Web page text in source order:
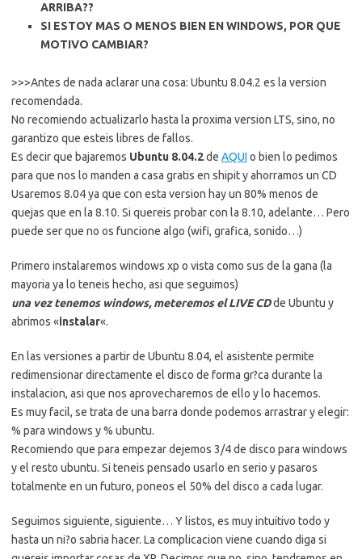
ARRIBA??
SI ESTOY MAS O MENOS BIEN EN WINDOWS, POR QUE
MOTIVO CAMBIAR?
>>>Antes de nada aclarar una cosa: Ubuntu 8.04.2 es la version
recomendada.
No recomiendo actualizarlo hasta la proxima version LTS, sino, no
garantizo que esteis libres de fallos.
Es decir que bajaremos Ubuntu 8.04.2de AQUI o bien lo pedimos
para que nos lo manden a casa gratis en shipit y ahorramos un CD
Usaremos 8.04 ya que con esta version hay un 80% menos de
quejas que en la 8.10. Si quereis probar con la 8.10, adelante… Pero
puede ser que no os funcione algo (wifi, grafica, sonido…)
Primero instalaremos windows xp o vista como sus de la gana (la
mayoria ya lo teneis hecho, asi que seguimos)
una vez tenemos windows, meteremos el LIVE CDde Ubuntu y
abrimos «instalar«.
En las versiones a partir de Ubuntu 8.04, el asistente permite
redimensionar directamente el disco de forma gr?ca durante la
instalacion, asi que nos aprovecharemos de ello y lo hacemos.
Es muy facil, se trata de una barra donde podemos arrastrar y elegir:
% para windows y % ubuntu.
Recomiendo que para empezar dejemos 3/4 de disco para windows
y el resto ubuntu. Si teneis pensado usarlo en serio y pasaros
totalmente en un futuro, poneos el 50% del disco a cada lugar.
Seguimos siguiente, siguiente… Y listos, es muy intuitivo todo y
hasta un ni?o sabria hacer. La complicacion viene cuando diga si